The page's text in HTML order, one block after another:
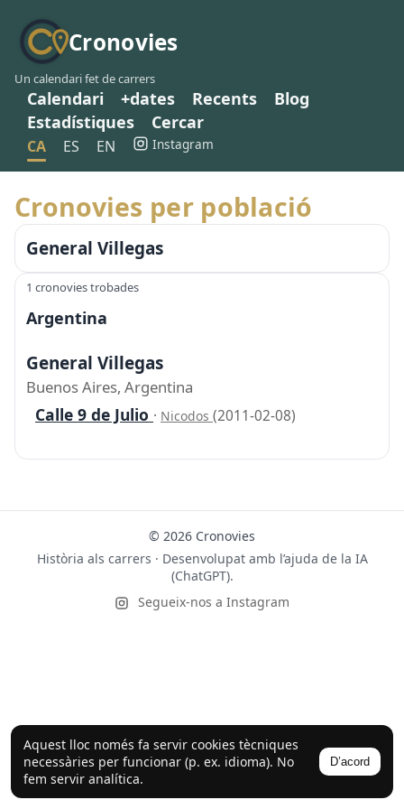
Cronovies
Un calendari fet de carrers
Calendari +dates Recents
Blog
Estadístiques
Cercar
CA ES EN Instagram
Aquest lloc només fa servir cookies tècniques
necessàries per funcionar (p. ex. idioma). No
fem servir analítica.
D’acord
Cronovies per població
General Villegas
1 cronovies trobades
Argentina
General Villegas
Buenos Aires, Argentina
Calle 9 de Julio · Nicodos (2011-02-08)
© 2026 Cronovies
Història als carrers · Desenvolupat amb l’ajuda de la IA
(ChatGPT).
Segueix-nos a Instagram